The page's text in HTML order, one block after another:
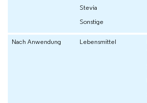
Stevia
Sonstige
Nach Anwendung Lebensmittel